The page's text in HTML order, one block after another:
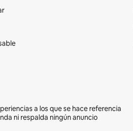
a los que se hace referencia
ni respalda ningún anuncio